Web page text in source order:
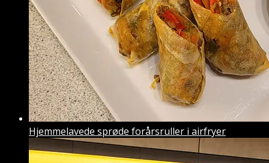
Hjemmelavede sprøde forårsruller i airfryer